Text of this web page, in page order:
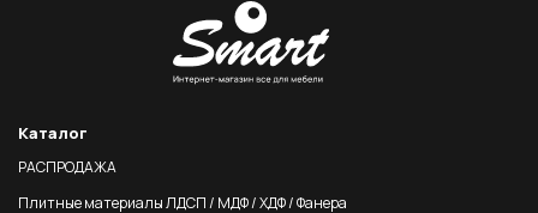
Каталог
РАСПРОДАЖА
Плитные материалы ЛДСП / МДФ / ХДФ / Фанера